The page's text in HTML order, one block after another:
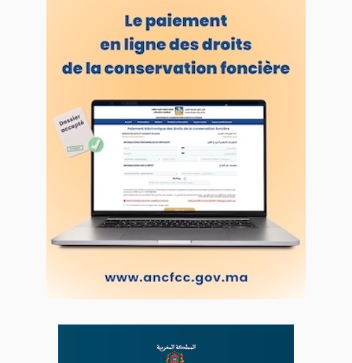
ABOUT US
A propos de L'ODJ
Proposer votre article
LODJ VIDÉO
L'ODJ LIVE TV